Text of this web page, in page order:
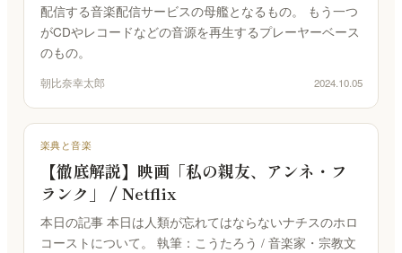
KUON DAW
ブラウザ DAW｜録音・編集・ミックス
KUON DAR
マスタリング・ベンチ｜編集・修復・解析・書き出
KUON DAR 3D
空間オーディオ｜配置・動きを記録・5.1〜22.2・
ADM/BW64
KUON SPATIAL
位相整合｜スポットを整え、立体音響で書き出す
KUON AI
読んでも分からないことは、聞いてください。音楽
は生成しません
KUON NOTE
楽譜が貼れるノート｜五線譜・レッスン録音・マイ
ンドマップ
アナログ
オープンリール・レストア・レコード
配信する音楽配信サービスの母艦となるもの。 もう一つ
がCDやレコードなどの音源を再生するプレーヤーベース
のもの。
朝比奈幸太郎 2024.10.05
楽典と音楽
【徹底解説】映画「私の親友、アンネ・フ
ランク」 / Netflix
本日の記事 本日は人類が忘れてはならないナチスのホロ
コーストについて。 執筆：こうたろう / 音楽家・宗教文